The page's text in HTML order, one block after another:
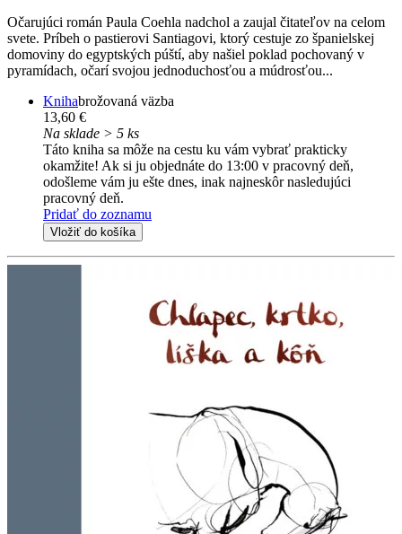
Očarujúci román Paula Coehla nadchol a zaujal čitateľov na celom
svete. Príbeh o pastierovi Santiagovi, ktorý cestuje zo španielskej
domoviny do egyptských púští, aby našiel poklad pochovaný v
pyramídach, očarí svojou jednoduchosťou a múdrosťou...
Knihabrožovaná väzba
13,60 €
Na sklade > 5 ks
Táto kniha sa môže na cestu ku vám vybrať prakticky
okamžite! Ak si ju objednáte do 13:00 v pracovný deň,
odošleme vám ju ešte dnes, inak najneskôr nasledujúci
pracovný deň.
Pridať do zoznamu
Vložiť do košíka